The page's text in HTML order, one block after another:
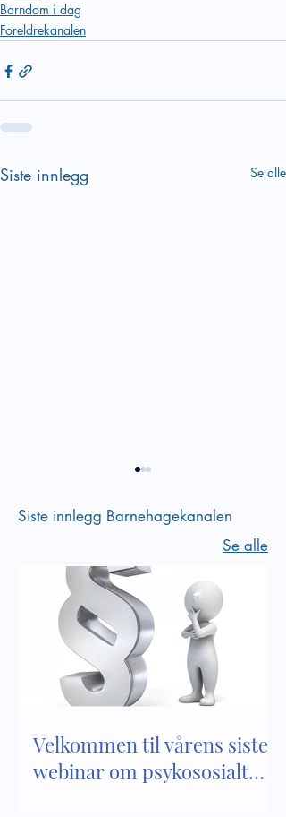
Barndom i dag
Foreldrekanalen
Siste innlegg Se alle
Empati er en del av vår
sosiale kompetanse
Siste innlegg Barnehagekanalen
Se alle
Velkommen til vårens siste
webinar om psykososialt